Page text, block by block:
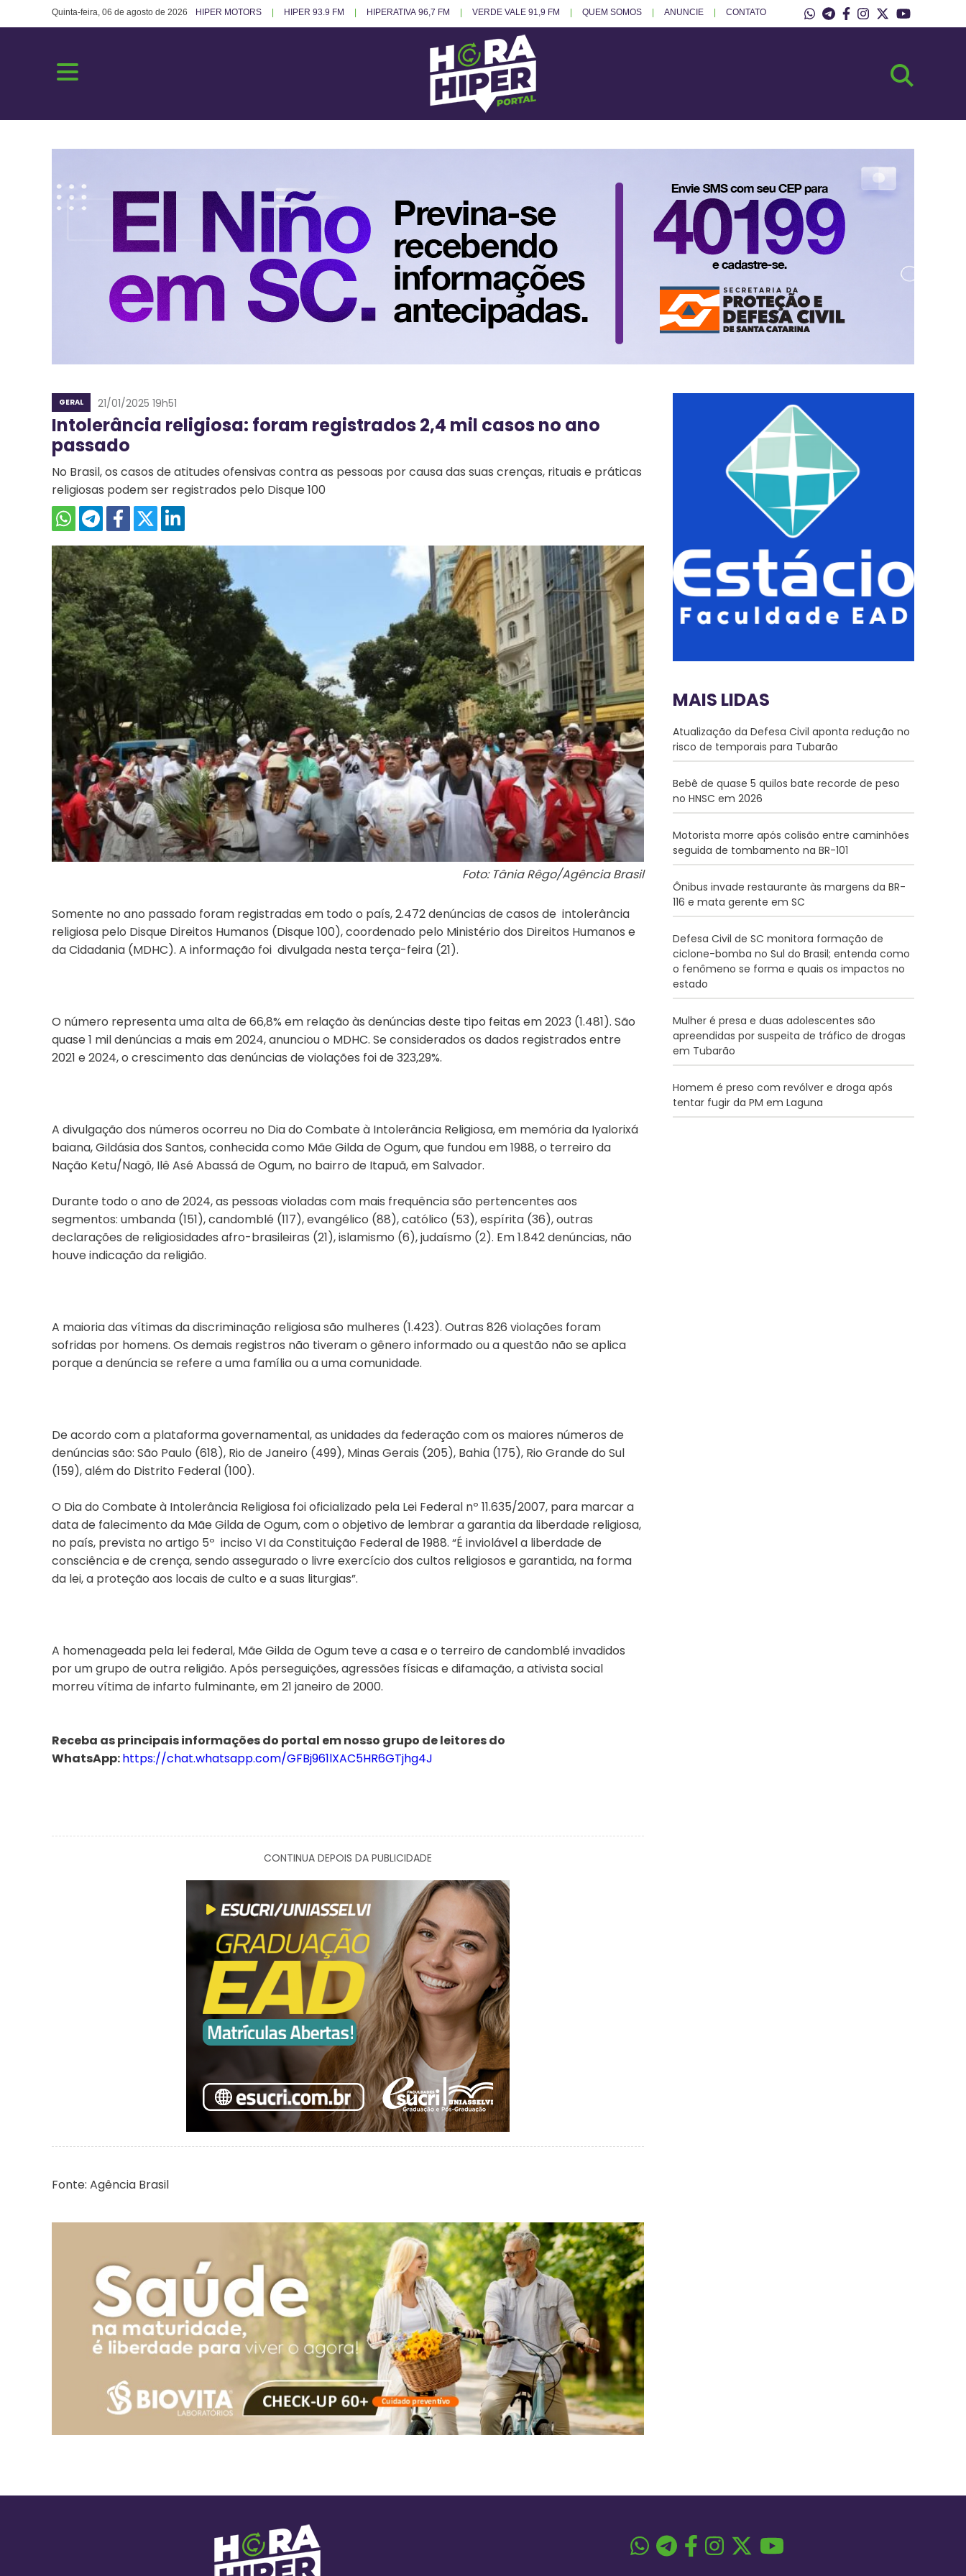
Quinta-feira, 06 de agosto de 2026 HIPER MOTORS HIPER 93.9 FM HIPERATIVA 96,7 FM VERDE VALE 91,9 FM QUEM SOMOS ANUNCIE CONTATO
GERAL 21/01/2025 19h51
Intolerância religiosa: foram registrados 2,4 mil casos no ano
passado
No Brasil, os casos de atitudes ofensivas contra as pessoas por causa das suas crenças, rituais e práticas
religiosas podem ser registrados pelo Disque 100
Foto: Tânia Rêgo/Agência Brasil
Somente no ano passado foram registradas em todo o país, 2.472 denúncias de casos de intolerância
religiosa pelo Disque Direitos Humanos (Disque 100), coordenado pelo Ministério dos Direitos Humanos e
da Cidadania (MDHC). A informação foi divulgada nesta terça-feira (21).
O número representa uma alta de 66,8% em relação às denúncias deste tipo feitas em 2023 (1.481). São
quase 1 mil denúncias a mais em 2024, anunciou o MDHC. Se considerados os dados registrados entre
2021 e 2024, o crescimento das denúncias de violações foi de 323,29%.
A divulgação dos números ocorreu no Dia do Combate à Intolerância Religiosa, em memória da Iyalorixá
baiana, Gildásia dos Santos, conhecida como Mãe Gilda de Ogum, que fundou em 1988, o terreiro da
Nação Ketu/Nagô, Ilê Asé Abassá de Ogum, no bairro de Itapuã, em Salvador.
Durante todo o ano de 2024, as pessoas violadas com mais frequência são pertencentes aos
segmentos: umbanda (151), candomblé (117), evangélico (88), católico (53), espírita (36), outras
declarações de religiosidades afro-brasileiras (21), islamismo (6), judaísmo (2). Em 1.842 denúncias, não
houve indicação da religião.
A maioria das vítimas da discriminação religiosa são mulheres (1.423). Outras 826 violações foram
sofridas por homens. Os demais registros não tiveram o gênero informado ou a questão não se aplica
porque a denúncia se refere a uma família ou a uma comunidade.
De acordo com a plataforma governamental, as unidades da federação com os maiores números de
denúncias são: São Paulo (618), Rio de Janeiro (499), Minas Gerais (205), Bahia (175), Rio Grande do Sul
(159), além do Distrito Federal (100).
O Dia do Combate à Intolerância Religiosa foi oficializado pela Lei Federal nº 11.635/2007, para marcar a
data de falecimento da Mãe Gilda de Ogum, com o objetivo de lembrar a garantia da liberdade religiosa,
no país, prevista no artigo 5º inciso VI da Constituição Federal de 1988. “É inviolável a liberdade de
consciência e de crença, sendo assegurado o livre exercício dos cultos religiosos e garantida, na forma
da lei, a proteção aos locais de culto e a suas liturgias”.
A homenageada pela lei federal, Mãe Gilda de Ogum teve a casa e o terreiro de candomblé invadidos
por um grupo de outra religião. Após perseguições, agressões físicas e difamação, a ativista social
morreu vítima de infarto fulminante, em 21 janeiro de 2000.
Receba as principais informações do portal em nosso grupo de leitores do
WhatsApp:https://chat.whatsapp.com/GFBj961lXAC5HR6GTjhg4J
CONTINUA DEPOIS DA PUBLICIDADE
Fonte: Agência Brasil
MAIS LIDAS
Atualização da Defesa Civil aponta redução no
risco de temporais para Tubarão
Bebê de quase 5 quilos bate recorde de peso
no HNSC em 2026
Motorista morre após colisão entre caminhões
seguida de tombamento na BR-101
Ônibus invade restaurante às margens da BR-
116 e mata gerente em SC
Defesa Civil de SC monitora formação de
ciclone-bomba no Sul do Brasil; entenda como
o fenômeno se forma e quais os impactos no
estado
Mulher é presa e duas adolescentes são
apreendidas por suspeita de tráfico de drogas
em Tubarão
Homem é preso com revólver e droga após
tentar fugir da PM em Laguna